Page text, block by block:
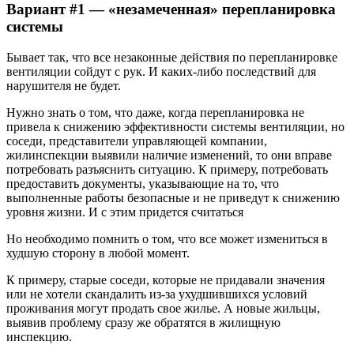
Вариант #1 — «незамеченная» перепланировка
системы
Бывает так, что все незаконные действия по перепланировке
вентиляции сойдут с рук. И каких-либо последствий для
нарушителя не будет.
Нужно знать о том, что даже, когда перепланировка не
привела к снижению эффективности системы вентиляции, но
соседи, представители управляющей компании,
жилинспекции выявили наличие изменений, то они вправе
потребовать разъяснить ситуацию. К примеру, потребовать
предоставить документы, указывающие на то, что
выполненные работы безопасные и не приведут к снижению
уровня жизни. И с этим придется считаться
Но необходимо помнить о том, что все может измениться в
худшую сторону в любой момент.
К примеру, старые соседи, которые не придавали значения
или не хотели скандалить из-за ухудшившихся условий
проживания могут продать свое жилье. А новые жильцы,
выявив проблему сразу же обратятся в жилищную
инспекцию.